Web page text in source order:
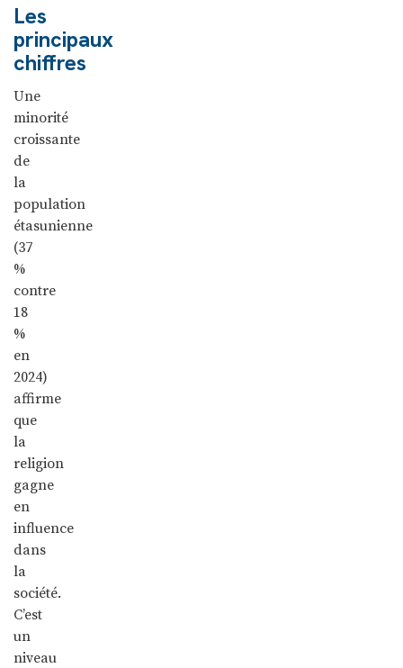
Les
principaux
chiffres
Une
minorité
croissante
de
la
population
étasunienne
(37
%
contre
18
%
en
2024)
affirme
que
la
religion
gagne
en
influence
dans
la
société.
C’est
un
niveau